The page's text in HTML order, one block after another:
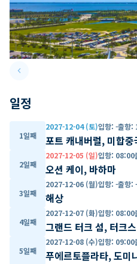
keyboard_arrow_leftPrevious slide
일정
1일째
2027-12-04 (토)입항: -출항:
포트 캐내버럴, 미합중
2일째
2027-12-05 (일)입항: 08:00
오션 케이, 바하마
3일째
2027-12-06 (월)입항: -출항: -
해상
4일째
2027-12-07 (화)입항: 08:00
그랜드 터크 섬, 터크
5일째
2027-12-08 (수)입항: 09:00
푸에르토플라타, 도미